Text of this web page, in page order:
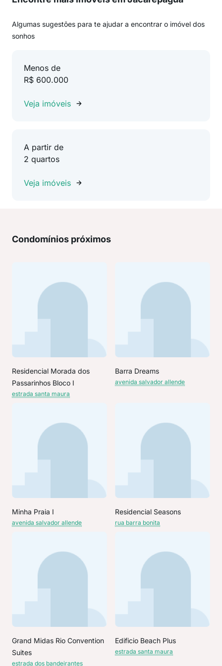
Algumas sugestões para te ajudar a encontrar o imóvel dos
sonhos
Menos de
R$ 600.000
Veja imóveis
A partir de
2 quartos
Veja imóveis
Condomínios próximos
Residencial Morada dos
Passarinhos Bloco I
estrada santa maura
Barra Dreams
avenida salvador allende
Minha Praia I
avenida salvador allende
Residencial Seasons
rua barra bonita
Grand Midas Rio Convention
Suites
estrada dos bandeirantes
Edificio Beach Plus
estrada santa maura